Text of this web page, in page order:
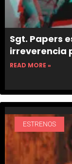
Sgt. Papers
irreverencia
READ MORE »
ESTRENOS